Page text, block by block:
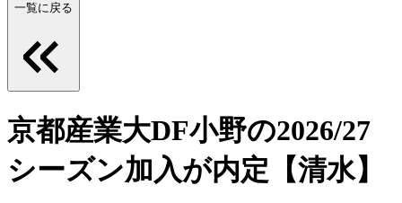
一覧に戻る
京都産業大DF小野の2026/27
シーズン加入が内定【清水】